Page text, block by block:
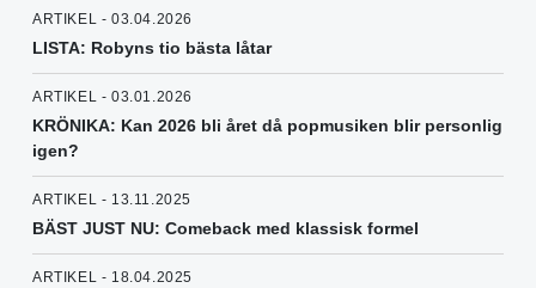
ARTIKEL - 03.04.2026
LISTA: Robyns tio bästa låtar
ARTIKEL - 03.01.2026
KRÖNIKA: Kan 2026 bli året då popmusiken blir personlig
igen?
ARTIKEL - 13.11.2025
BÄST JUST NU: Comeback med klassisk formel
ARTIKEL - 18.04.2025